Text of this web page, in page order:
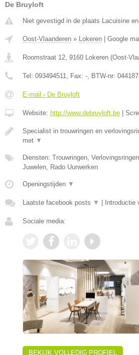
De Bruyloft
Niet gevestigd in de plaats Lacuisine
Oost-Vlaanderen » Lokeren Google
Roomstraat 12, 9160 Lokeren (Oost-
Tel: 093494511, Fax: -, BTW-nr:
E-mail › De Bruyloft
Website: http://www.debruyloft.be
Specialist in trouwringen en
met ▼
Diensten: Trouwringen,
Juwelen, Rado Uurwerken
Openingstijden ▼
Laatste facebook posts ▼ Introductie
Sociale media:
BEKIJK VOLLEDIG PROFIEL